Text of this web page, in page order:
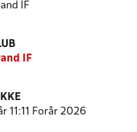
IF
IF
11:11 Forår 2026